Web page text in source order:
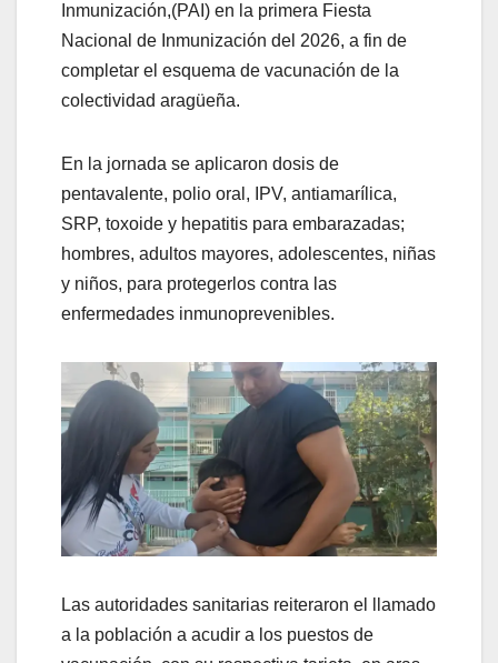
Inmunización,(PAI) en la primera Fiesta
Nacional de Inmunización del 2026, a fin de
completar el esquema de vacunación de la
colectividad aragüeña.
En la jornada se aplicaron dosis de
pentavalente, polio oral, IPV, antiamarílica,
SRP, toxoide y hepatitis para embarazadas;
hombres, adultos mayores, adolescentes, niñas
y niños, para protegerlos contra las
enfermedades inmunoprevenibles.
Las autoridades sanitarias reiteraron el llamado
a la población a acudir a los puestos de